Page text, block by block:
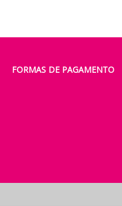
FORMAS DE PAGAMENTO